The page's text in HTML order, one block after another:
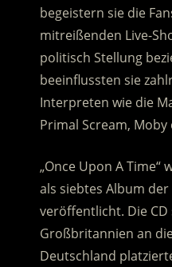
begeistern sie die
mitreißenden Live-
politisch Stellung
beeinflussten sie
Interpreten wie die
Primal Scream,
„Once Upon A
als siebtes Album
veröffentlicht. Die
Großbritannien an
Deutschland